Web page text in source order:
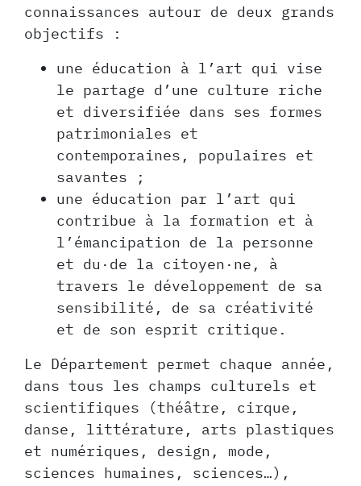
connaissances autour de deux grands
objectifs :
une éducation à l’art qui vise
le partage d’une culture riche
et diversifiée dans ses formes
patrimoniales et
contemporaines, populaires et
savantes ;
une éducation par l’art qui
contribue à la formation et à
l’émancipation de la personne
et du·de la citoyen·ne, à
travers le développement de sa
sensibilité, de sa créativité
et de son esprit critique.
Le Département permet chaque année,
dans tous les champs culturels et
scientifiques (théâtre, cirque,
danse, littérature, arts plastiques
et numériques, design, mode,
sciences humaines, sciences…),